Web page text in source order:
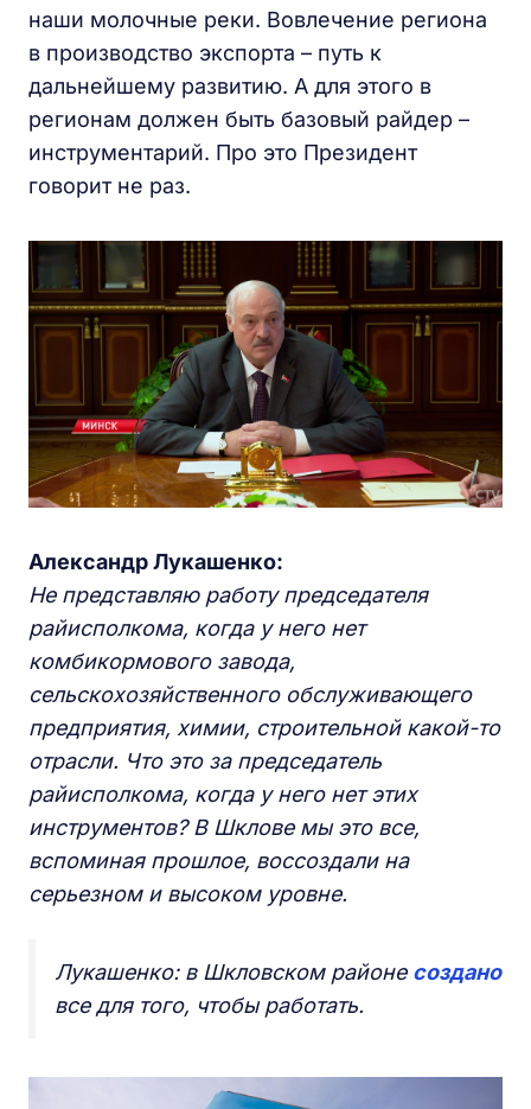
наши молочные реки. Вовлечение региона
в производство экспорта – путь к
дальнейшему развитию. А для этого в
регионам должен быть базовый райдер –
инструментарий. Про это Президент
говорит не раз.
Александр Лукашенко:
Не представляю работу председателя
райисполкома, когда у него нет
комбикормового завода,
сельскохозяйственного обслуживающего
предприятия, химии, строительной какой-то
отрасли. Что это за председатель
райисполкома, когда у него нет этих
инструментов? В Шклове мы это все,
вспоминая прошлое, воссоздали на
серьезном и высоком уровне.
Лукашенко: в Шкловском районе создано
все для того, чтобы работать.